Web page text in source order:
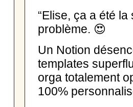
“Elise, ça a été
problème. 😍
Un Notion
templates
orga totalement
100%